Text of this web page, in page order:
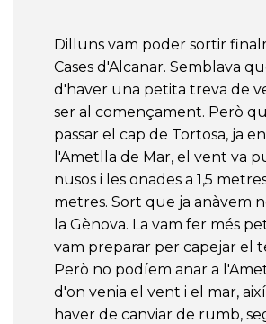
Dilluns vam poder sortir
Cases d'Alcanar. Semblava
d'haver una petita treva de
ser al començament. Però
passar el cap de Tortosa, ja
l'Ametlla de Mar, el vent va
nusos i les onades a 1,5
metres. Sort que ja anàvem
la Gènova. La vam fer més
vam preparar per capejar el
Però no podíem anar a
d'on venia el vent i el mar,
haver de canviar de rumb,